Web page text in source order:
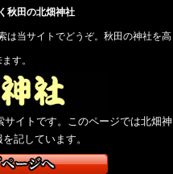
秋田の北畑神社
は当サイトでどうぞ。秋田の神社を高
す。
イトです。このページでは北畑神
記しています。